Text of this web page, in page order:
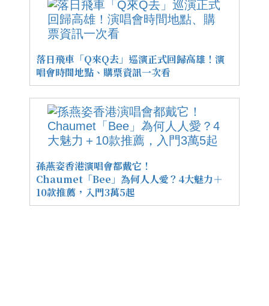
落日飛車「Q來Q去」巡演正式回歸高雄！演
唱會時間地點、購票資訊一次看
孫燕姿香港演唱會都戴它！
Chaumet「Bee」為何人人愛？4大魅力＋
10款推薦，入門3萬5起